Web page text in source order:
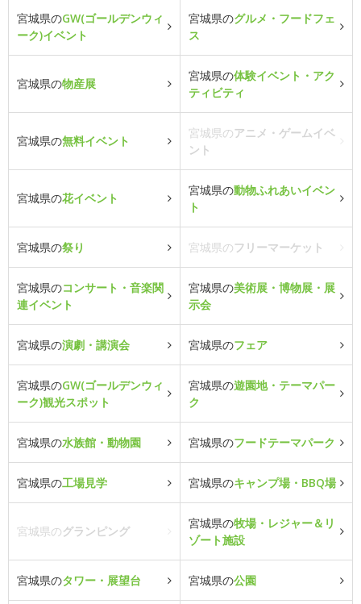
宮城県のGW(ゴールデンウィ
ーク)イベント
宮城県のグルメ・フードフェ
ス
宮城県の物産展
宮城県の体験イベント・アク
ティビティ
宮城県の無料イベント
宮城県のアニメ・ゲームイベ
ント
宮城県の花イベント
宮城県の動物ふれあいイベン
ト
宮城県の祭り 宮城県のフリーマーケット
宮城県のコンサート・音楽関
連イベント
宮城県の美術展・博物展・展
示会
宮城県の演劇・講演会 宮城県のフェア
宮城県のGW(ゴールデンウィ
ーク)観光スポット
宮城県の遊園地・テーマパー
ク
宮城県の水族館・動物園 宮城県のフードテーマパーク
宮城県の工場見学 宮城県のキャンプ場・BBQ場
宮城県のグランピング
宮城県の牧場・レジャー＆リ
ゾート施設
宮城県のタワー・展望台 宮城県の公園